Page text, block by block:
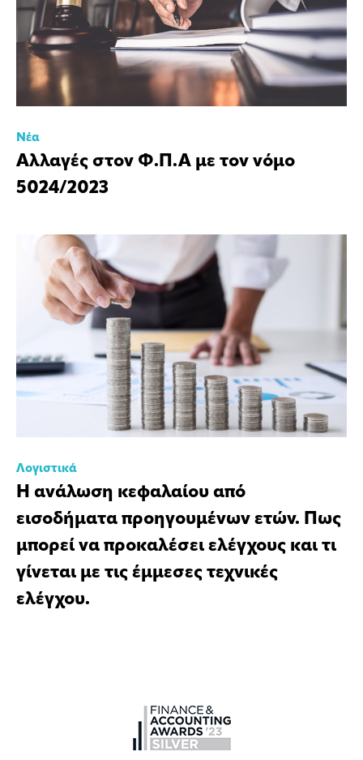
Νέα
Αλλαγές στον Φ.Π.Α με τον νόμο
5024/2023
Λογιστικά
Η ανάλωση κεφαλαίου από
εισοδήματα προηγουμένων ετών. Πως
μπορεί να προκαλέσει ελέγχους και τι
γίνεται με τις έμμεσες τεχνικές
ελέγχου.